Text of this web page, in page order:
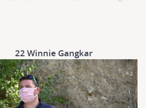
22 Winnie Gangkar